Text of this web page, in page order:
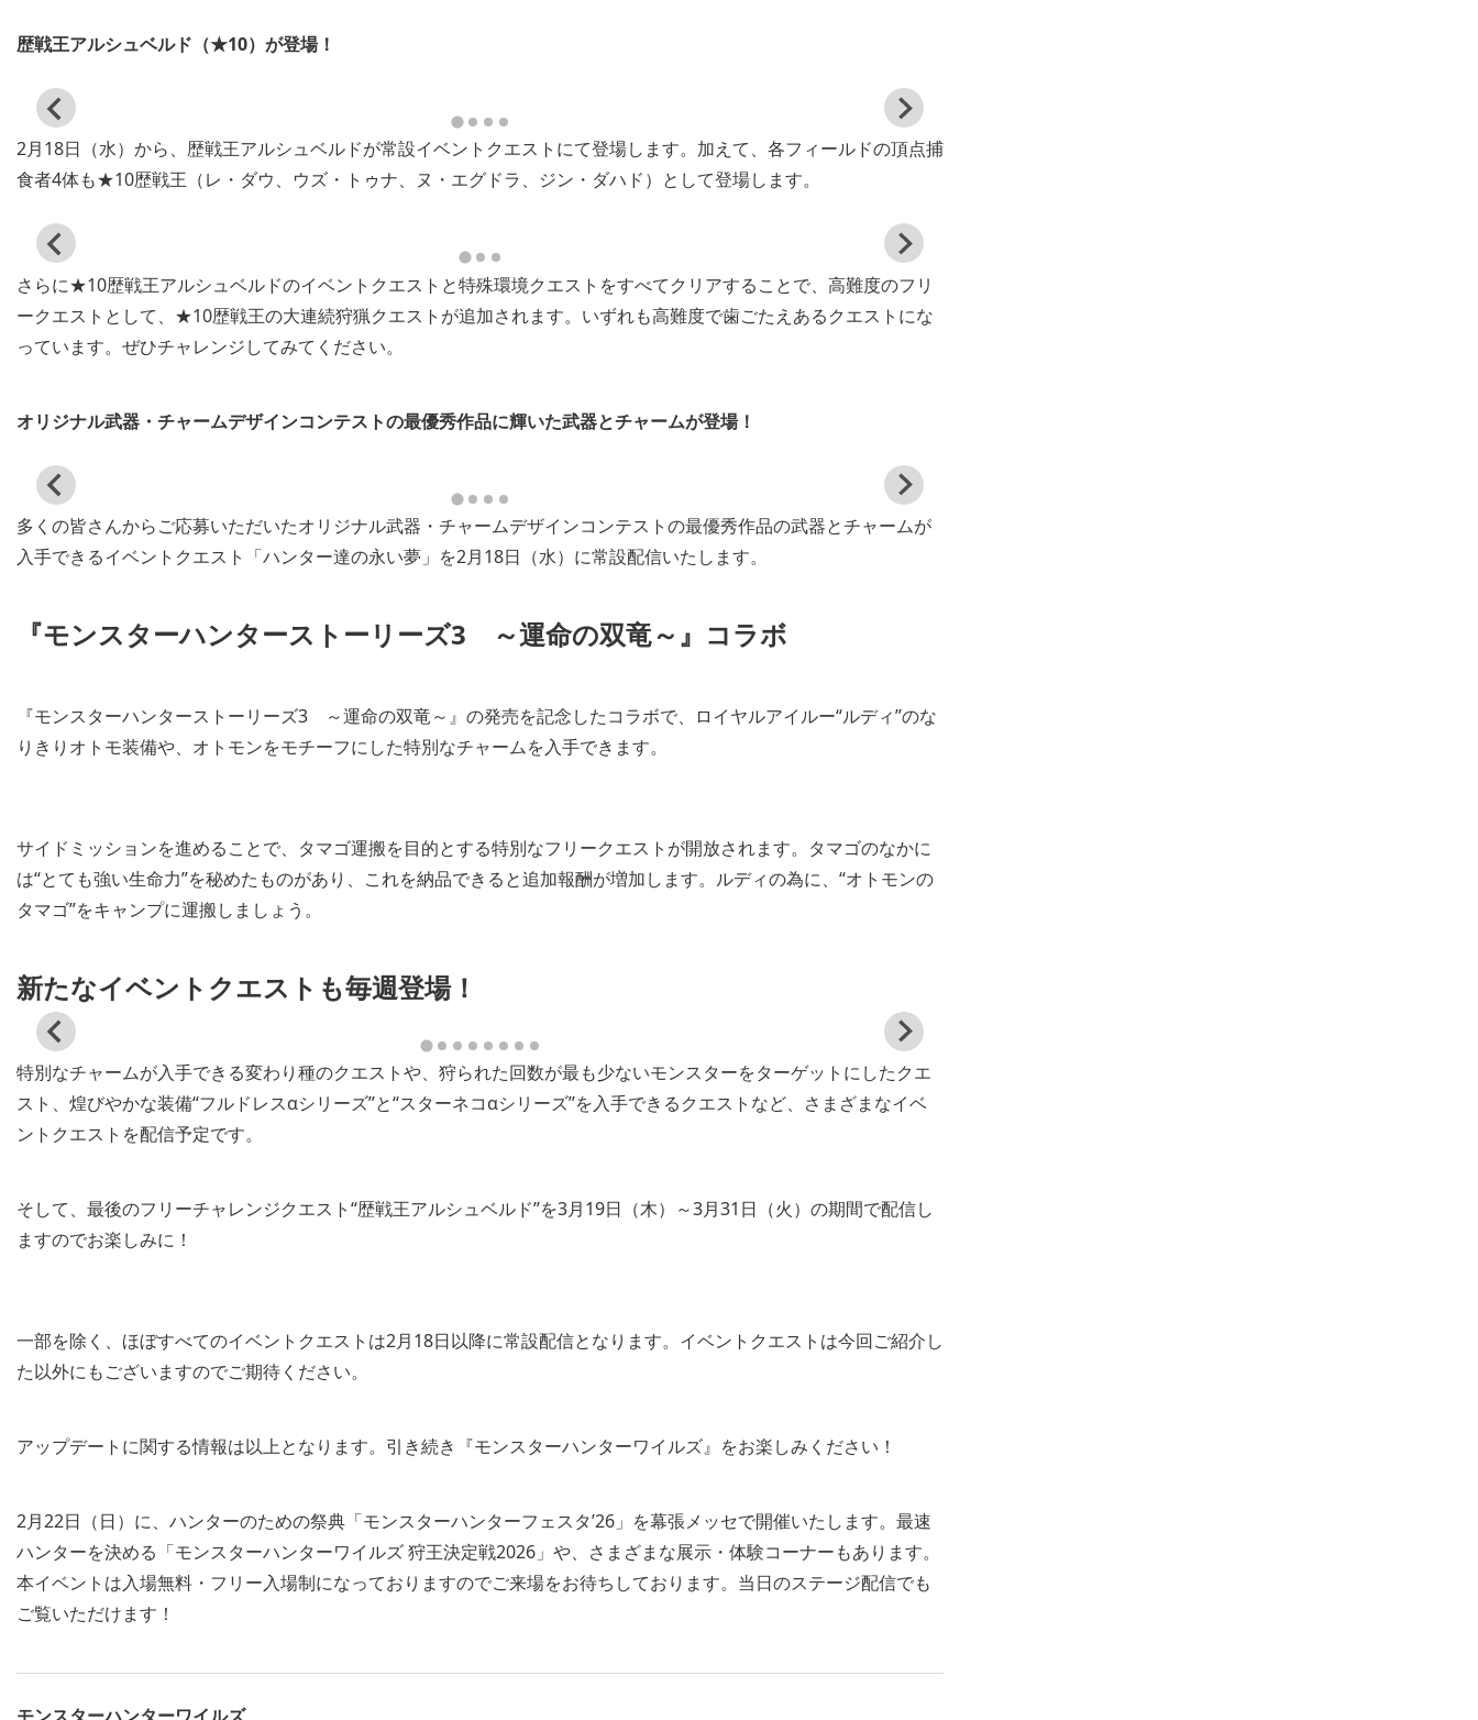
歴戦王アルシュベルド（★10）が登場！
View
and
download
image
and
download
2月18日（水）から、歴戦王アルシュベルドが常設イベントクエストにて登場します。加えて、各フィールドの頂点捕
食者4体も★10歴戦王（レ・ダウ、ウズ・トゥナ、ヌ・エグドラ、ジン・ダハド）として登場します。
View
and
download
image
さらに★10歴戦王アルシュベルドのイベントクエストと特殊環境クエストをすべてクリアすることで、高難度のフリ
ークエストとして、★10歴戦王の大連続狩猟クエストが追加されます。いずれも高難度で歯ごたえあるクエストにな
っています。ぜひチャレンジしてみてください。
オリジナル武器・チャームデザインコンテストの最優秀作品に輝いた武器とチャームが登場！
View
and
download
image
多くの皆さんからご応募いただいたオリジナル武器・チャームデザインコンテストの最優秀作品の武器とチャームが
入手できるイベントクエスト「ハンター達の永い夢」を2月18日（水）に常設配信いたします。
『モンスターハンターストーリーズ3 ～運命の双竜～』コラボ
and
download
image
and
download
image
『モンスターハンターストーリーズ3 ～運命の双竜～』の発売を記念したコラボで、ロイヤルアイルー“ルディ”のな
りきりオトモ装備や、オトモンをモチーフにした特別なチャームを入手できます。
and
download
image
and
download
image
サイドミッションを進めることで、タマゴ運搬を目的とする特別なフリークエストが開放されます。タマゴのなかに
は“とても強い生命力”を秘めたものがあり、これを納品できると追加報酬が増加します。ルディの為に、“オトモンの
タマゴ”をキャンプに運搬しましょう。
新たなイベントクエストも毎週登場！
View
and
download
image
特別なチャームが入手できる変わり種のクエストや、狩られた回数が最も少ないモンスターをターゲットにしたクエ
スト、煌びやかな装備“フルドレスαシリーズ”と“スターネコαシリーズ”を入手できるクエストなど、さまざまなイベ
ントクエストを配信予定です。
そして、最後のフリーチャレンジクエスト“歴戦王アルシュベルド”を3月19日（木）～3月31日（火）の期間で配信し
ますのでお楽しみに！
一部を除く、ほぼすべてのイベントクエストは2月18日以降に常設配信となります。イベントクエストは今回ご紹介し
た以外にもございますのでご期待ください。
アップデートに関する情報は以上となります。引き続き『モンスターハンターワイルズ』をお楽しみください！
2月22日（日）に、ハンターのための祭典「モンスターハンターフェスタ’26」を幕張メッセで開催いたします。最速
ハンターを決める「モンスターハンターワイルズ 狩王決定戦2026」や、さまざまな展示・体験コーナーもあります。
本イベントは入場無料・フリー入場制になっておりますのでご来場をお待ちしております。当日のステージ配信でも
ご覧いただけます！